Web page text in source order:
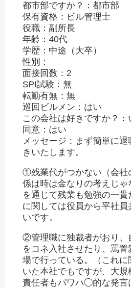
都市部ですか？：都市部
保有資格：ビル管理士
役職：副所長
年齢：40代
学歴：中途（大卒）
性別：
面接回数：2
SPI試験：無
転勤有無：無
巡回ビルメン：はい
この会社は好きですか？：
同意：はい
メッセージ：まず簡単に
きいたします。
①残業代がつかない（会社
係は時は金なりの考えじゃ
を通じて残業も勉強の一
に関しては役員から平社員
いです。
②管理職に独裁者がおり、
をコネ入社させたり、罵
場で行っている。（これ
いた本社でもですが、大
責任者もパワハ◯的な発言